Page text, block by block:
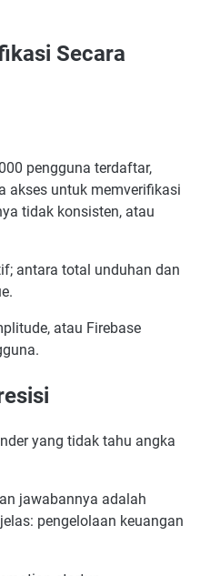
Secara
pengguna terdaftar,
akses untuk memverifikasi
tidak konsisten, atau
antara total unduhan dan
atau Firebase
yang tidak tahu angka
jawabannya adalah
pengelolaan keuangan